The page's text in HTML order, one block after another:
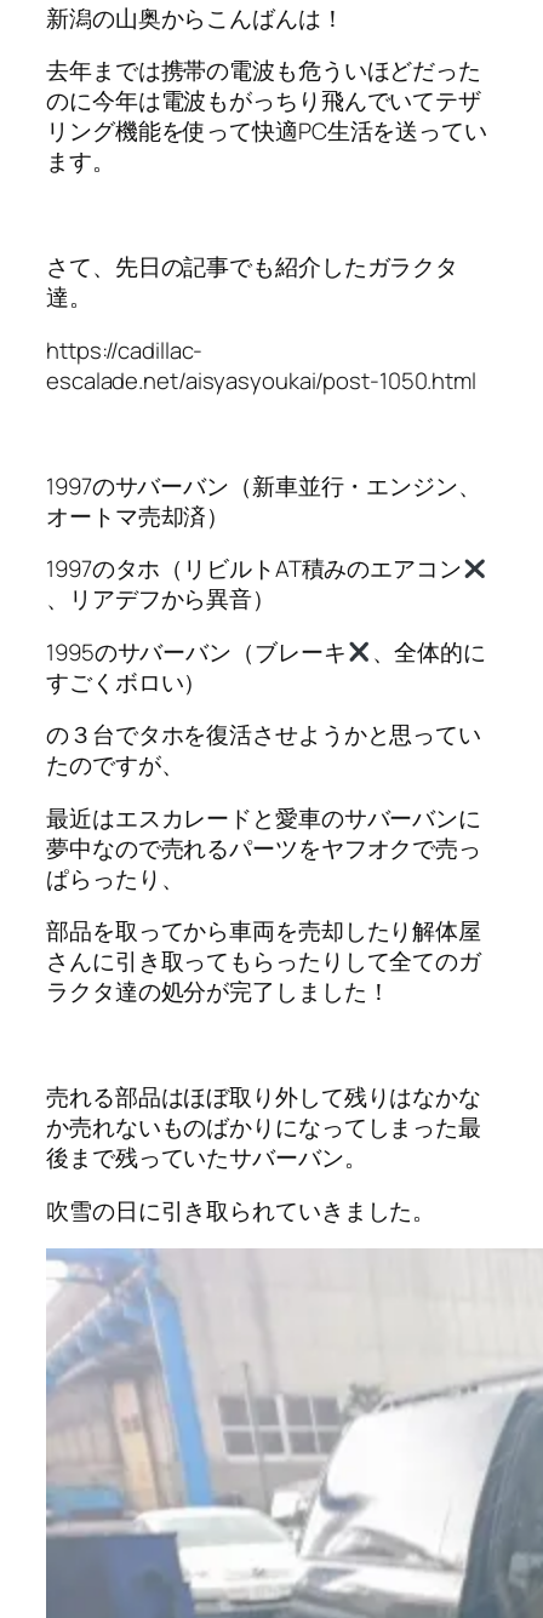
新潟の山奥からこんばんは！
去年までは携帯の電波も危ういほどだった
のに今年は電波もがっちり飛んでいてテザ
リング機能を使って快適PC生活を送ってい
ます。
さて、先日の記事でも紹介したガラクタ
達。
https://cadillac-
escalade.net/aisyasyoukai/post-1050.html
1997のサバーバン（新車並行・エンジン、
オートマ売却済）
1997のタホ（リビルトAT積みのエアコン
、リアデフから異音）
1995のサバーバン（ブレーキ
、全体的に
すごくボロい）
の３台でタホを復活させようかと思ってい
たのですが、
最近はエスカレードと愛車のサバーバンに
夢中なので売れるパーツをヤフオクで売っ
ぱらったり、
部品を取ってから車両を売却したり解体屋
さんに引き取ってもらったりして全てのガ
ラクタ達の処分が完了しました！
売れる部品はほぼ取り外して残りはなかな
か売れないものばかりになってしまった最
後まで残っていたサバーバン。
吹雪の日に引き取られていきました。